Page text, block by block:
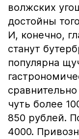
волжских
достойны
И, конечно,
станут
популярна
чуть более
850 рублей.
4000.